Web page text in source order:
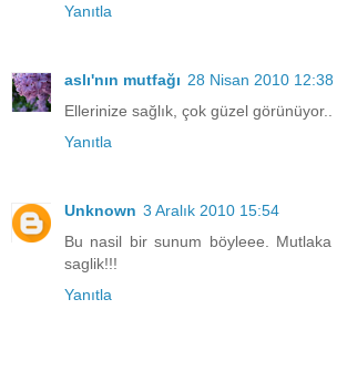
Yanıtla
aslı'nın mutfağı 28 Nisan 2010 12:38
Ellerinize sağlık, çok güzel görünüyor..
Yanıtla
Unknown 3 Aralık 2010 15:54
Bu nasil bir sunum böyleee. Mutlaka
saglik!!!
Yanıtla